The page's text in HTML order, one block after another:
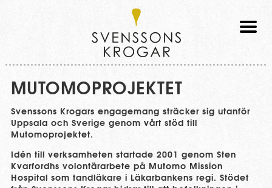
MUTOMOPROJEKTET
Svenssons Krogars engagemang sträcker sig utanför
Uppsala och Sverige genom vårt stöd till
Mutomoprojektet.
Idén till verksamheten startade 2001 genom Sten
Kvarfordhs volontärarbete på Mutomo Mission
Hospital som tandläkare i Läkarbankens regi. Stödet